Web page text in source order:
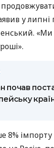
у
почав
8%